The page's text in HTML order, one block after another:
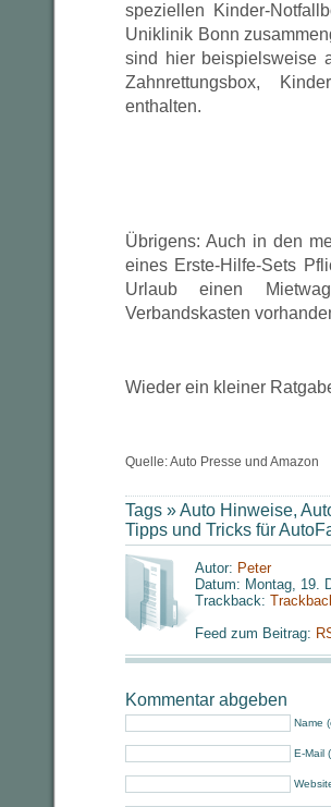
speziellen Kinder-
Uniklinik Bonn
sind hier beispielsweise
Zahnrettungsbox,
enthalten.
Übrigens: Auch in den
eines Erste-Hilfe-Sets
Urlaub einen
Verbandskasten
Wieder ein kleiner
Quelle: Auto Presse und Amazon
Tags »Auto Hinweise,
Tipps und Tricks für
Autor: Peter
Datum: Montag, 19.
Trackback:
Feed zum Beitrag:
Kommentar abgeben
Name
E-Mail